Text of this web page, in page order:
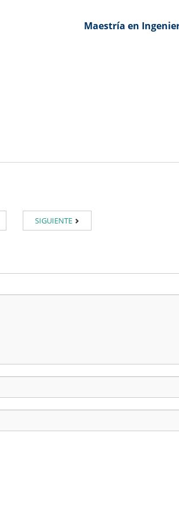
Maestría en
SIGUIENTE